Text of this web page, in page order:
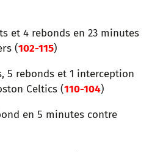
et 4 rebonds en 23 minutes
(102-115)
5 rebonds et 1 interception
Celtics (110-104)
en 5 minutes contre